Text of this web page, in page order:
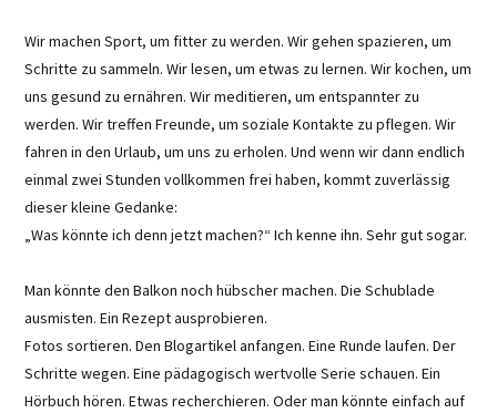
Wir machen Sport, um fitter zu werden. Wir gehen spazieren, um
Schritte zu sammeln. Wir lesen, um etwas zu lernen. Wir kochen, um
uns gesund zu ernähren. Wir meditieren, um entspannter zu
werden. Wir treffen Freunde, um soziale Kontakte zu pflegen. Wir
fahren in den Urlaub, um uns zu erholen. Und wenn wir dann endlich
einmal zwei Stunden vollkommen frei haben, kommt zuverlässig
dieser kleine Gedanke:
„Was könnte ich denn jetzt machen?“ Ich kenne ihn. Sehr gut sogar.
Man könnte den Balkon noch hübscher machen. Die Schublade
ausmisten. Ein Rezept ausprobieren.
Fotos sortieren. Den Blogartikel anfangen. Eine Runde laufen. Der
Schritte wegen. Eine pädagogisch wertvolle Serie schauen. Ein
Hörbuch hören. Etwas recherchieren. Oder man könnte einfach auf